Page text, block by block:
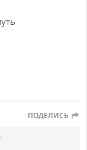
ПОДЕЛИСЬ